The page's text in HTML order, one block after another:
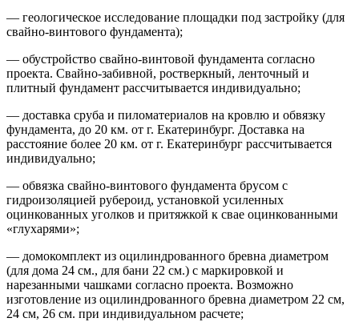
— геологическое исследование площадки под застройку (для
свайно-винтового фундамента);
— обустройство свайно-винтовой фундамента согласно
проекта. Свайно-забивной, ростверкный, ленточный и
плитный фундамент рассчитывается индивидуально;
— доставка сруба и пиломатериалов на кровлю и обвязку
фундамента, до 20 км. от г. Екатеринбург. Доставка на
расстояние более 20 км. от г. Екатеринбург рассчитывается
индивидуально;
— обвязка свайно-винтового фундамента брусом с
гидроизоляцией рубероид, установкой усиленных
оцинкованных уголков и притяжкой к свае оцинкованными
«глухарями»;
— домокомплект из оцилиндрованного бревна диаметром
(для дома 24 см., для бани 22 см.) с маркировкой и
нарезанными чашками согласно проекта. Возможно
изготовление из оцилиндрованного бревна диаметром 22 см,
24 см, 26 см. при индивидуальном расчете;